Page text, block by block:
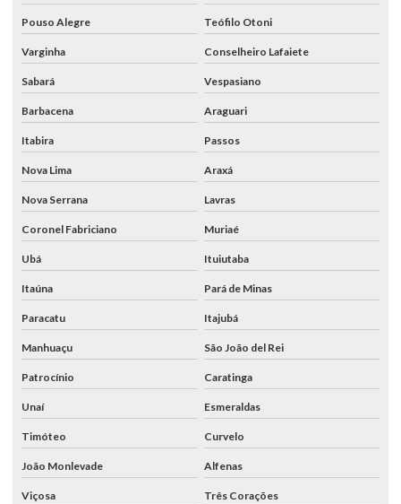
Pouso Alegre Teófilo Otoni
Varginha Conselheiro Lafaiete
Sabará Vespasiano
Barbacena Araguari
Itabira Passos
Nova Lima Araxá
Nova Serrana Lavras
Coronel Fabriciano Muriaé
Ubá Ituiutaba
Itaúna Pará de Minas
Paracatu Itajubá
Manhuaçu São João del Rei
Patrocínio Caratinga
Unaí Esmeraldas
Timóteo Curvelo
João Monlevade Alfenas
Viçosa Três Corações